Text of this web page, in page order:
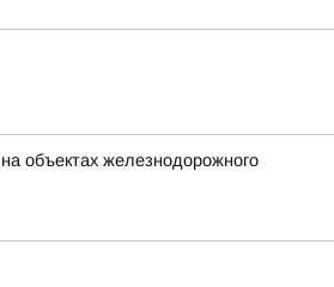
объектах железнодорожного